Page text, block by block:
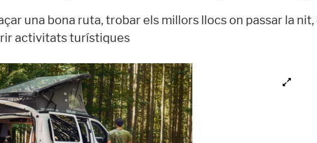
una bona ruta, trobar els millors llocs on passar la
activitats turístiques